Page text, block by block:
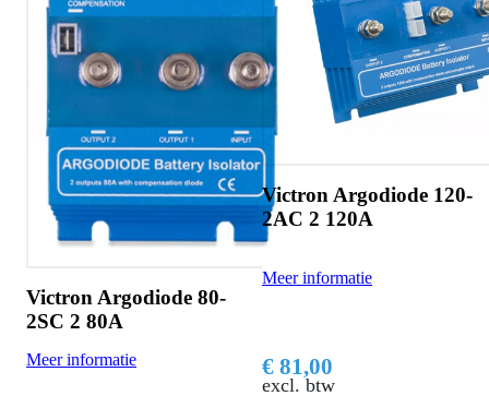
Victron Argodiode 120-
2AC 2 120A
€ 81,00
Victron Argodiode 100-
3AC 3 100A
Meer informatie
€ 72,00
excl. btw